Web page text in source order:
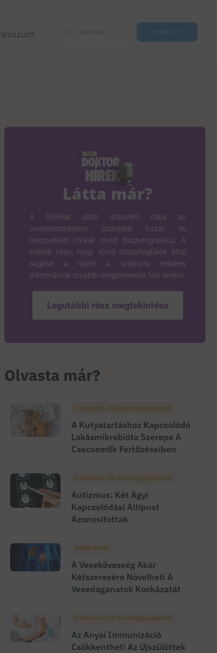
KERESÉS
Látta már?
A DrHírek oldal alapvető célja az
orvostársadalom számára hazai és
nemzetközi cikkek rövid összefoglalása. A
videók célja, hogy rövid összefoglalók által
segítse a nézőt a számára érdekes
információk további megismerése felé terelni.
Legutóbbi rész megtekintése
Olvasta már?
Csecsemő- És Gyemekgyógyászat
A Kutyatartáshoz Kapcsolódó
Lakásmikrobióta Szerepe A
Csecsemők Fertőzéseiben
Csecsemő- És Gyemekgyógyászat
Autizmus: Két Agyi
Kapcsolódási Altípust
Azonosítottak
Alapkutatás
A Vesekövesség Akár
Kétszeresére Növelheti A
Vesedaganatok Kockázatát
Csecsemő- És Gyemekgyógyászat
Az Anyai Immunizáció
Csökkentheti Az Újszülöttek